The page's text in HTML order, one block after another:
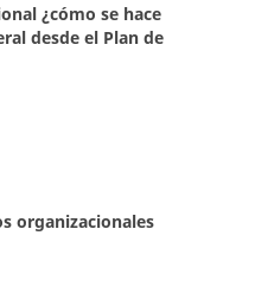
¿cómo se hace
desde el Plan de
organizacionales